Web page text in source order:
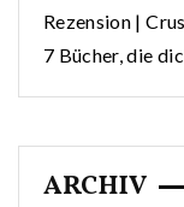
Rezension |
7 Bücher, die
ARCHIV